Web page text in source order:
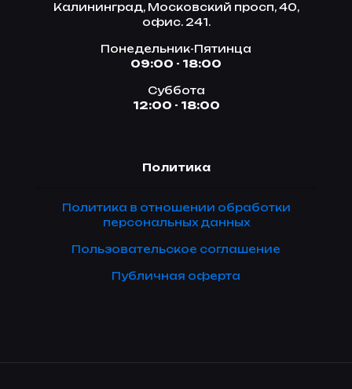
Калининград, Московский просп, 40,
офис. 241.
Понедельник-Пятинца
09:00 - 18:00
Суббота
12:00 - 18:00
Политика
Политика в отношении обработки
персональных данных
Пользовательское соглашение
Публичная оферта